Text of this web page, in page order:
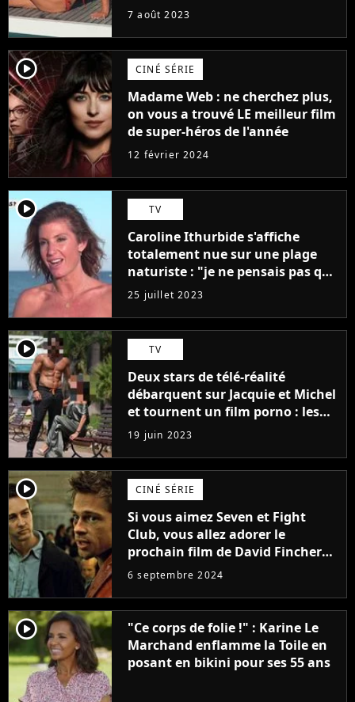
7 août 2023
player2 CINÉ SÉRIE
Madame Web : ne cherchez plus,
on vous a trouvé LE meilleur film
de super-héros de l'année
12 février 2024
player2 TV
Caroline Ithurbide s'affiche
totalement nue sur une plage
naturiste : "je ne pensais pas que
j'arriverais à le faire..."
25 juillet 2023
player2 TV
Deux stars de télé-réalité
débarquent sur Jacquie et Michel
et tournent un film porno : les
premières images du tournage
(exclu)
19 juin 2023
player2 CINÉ SÉRIE
Si vous aimez Seven et Fight
Club, vous allez adorer le
prochain film de David Fincher
avec lequel il se réinvente
complètement
6 septembre 2024
player2
"Ce corps de folie !" : Karine Le
Marchand enflamme la Toile en
posant en bikini pour ses 55 ans